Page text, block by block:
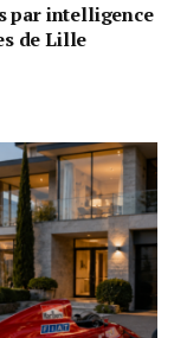
par intelligence
de Lille